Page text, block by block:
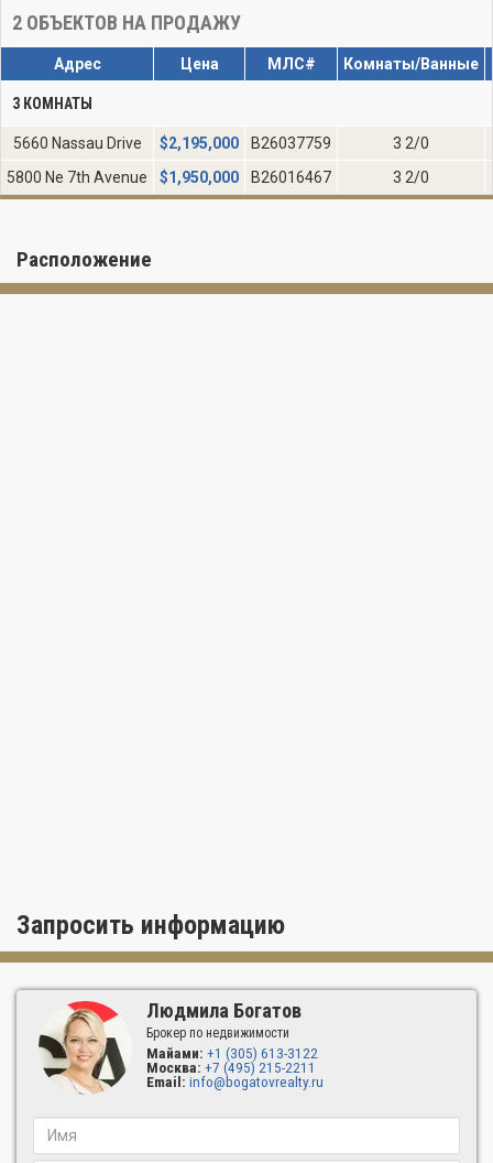
2 ОБЪЕКТОВ НА ПРОДАЖУ
Адрес Цена МЛС# Комнаты/Ванные
3 КОМНАТЫ
5660 Nassau Drive $2,195,000 B26037759
3 2/0
5800 Ne 7th Avenue
$1,950,000 B26016467 3 2/0
Расположение
Запросить информацию
Людмила Богатов
Брокер по недвижимости
Майами: +1 (305) 613-3122
Москва: +7 (495) 215-2211
Email: info@bogatovrealty.ru